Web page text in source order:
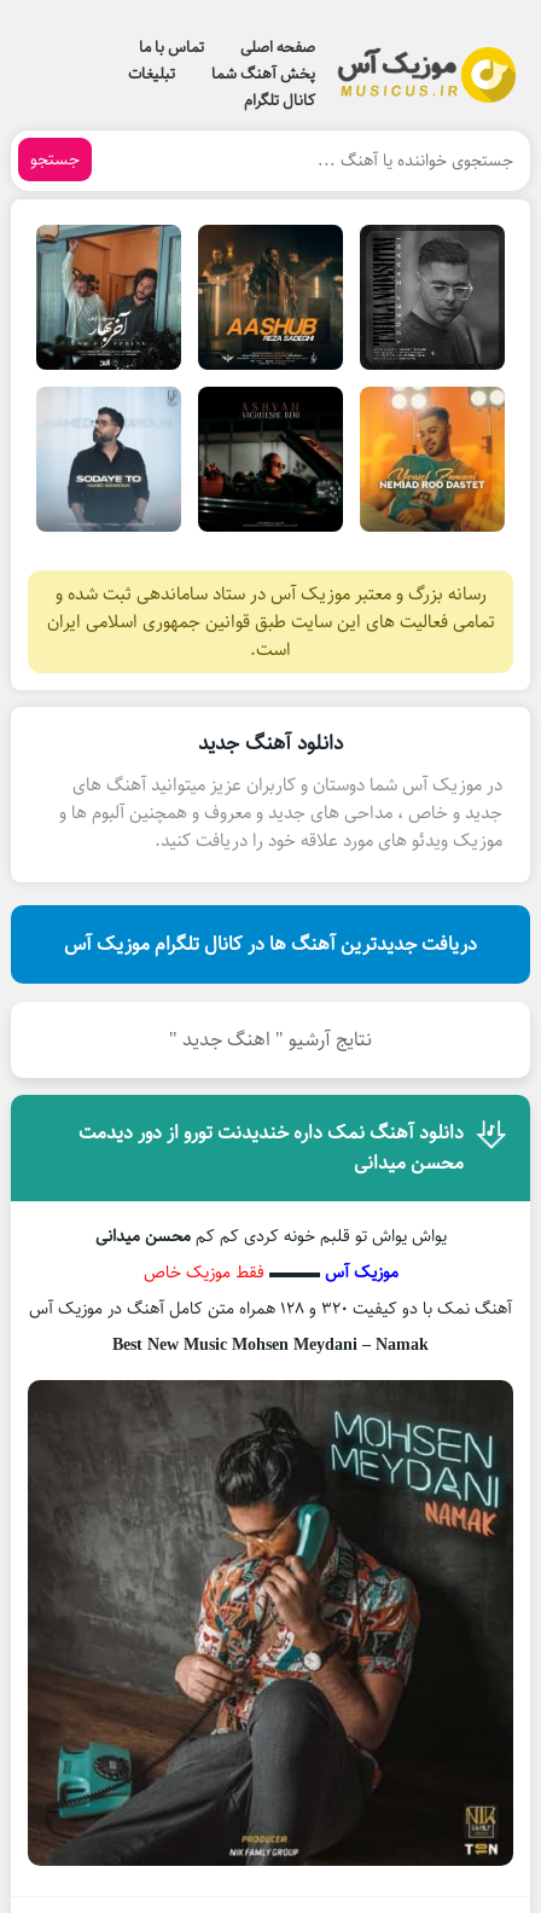
صفحه اصلی
تماس با ما
پخش آهنگ شما
تبلیغات
کانال تلگرام
جستجو
رسانه بزرگ و معتبر موزیک آس در ستاد ساماندهی ثبت شده و
تمامی فعالیت های این سایت طبق قوانین جمهوری اسلامی ایران
است.
دانلود آهنگ جدید
در موزیک آس شما دوستان و کاربران عزیز میتوانید آهنگ های
جدید و خاص ، مداحی های جدید و معروف و همچنین آلبوم ها و
موزیک ویدئو های مورد علاقه خود را دریافت کنید.
دریافت جدیدترین آهنگ ها در کانال تلگرام موزیک آس
نتایج آرشیو " اهنگ جدید "
دانلود آهنگ نمک داره خندیدنت تورو از دور دیدمت
محسن میدانی
یواش یواش تو قلبم خونه کردی کم کممحسن میدانی
موزیک آس▬▬▬ فقط موزیک خاص
آهنگ نمک با دو کیفیت ۳۲۰ و ۱۲۸ همراه متن کامل آهنگ در موزیک آس
Best New Music Mohsen Meydani – Namak